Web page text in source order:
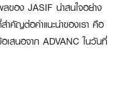
ของ JASIF น่าสนใจอย่าง
คัญต่อคำแนะนำของเรา คือ
สนอจาก ADVANC ในวันที่